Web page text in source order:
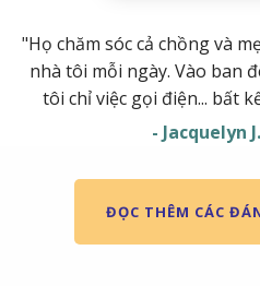
"Họ chăm sóc cả chồng và
nhà tôi mỗi ngày. Vào ban
tôi chỉ việc gọi điện... bất
- Jacquelyn
ĐỌC THÊM CÁC